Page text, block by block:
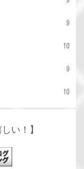
9
10
9
10
い！】